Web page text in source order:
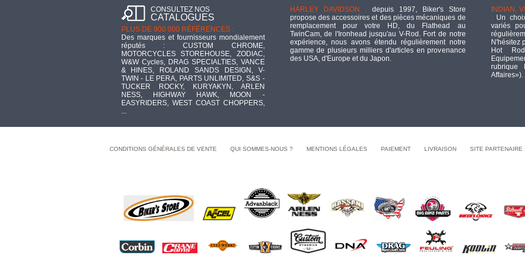
CONSULTEZ NOS
CATALOGUES
PLUS DE 900 000 RÉFÉRENCES :
Des marques et fournisseurs mondialement
réputés : CUSTOM CHROME,
MOTORCYCLES STOREHOUSE, ZODIAC,
W&W Cycles, DRAG SPECIALTIES, VANCE
& HINES, ROLAND SANDS DESIGN, V-
TWIN - LE PERA, PARTS UNLIMITED, S&S -
TUCKER ROCKY, KURYAKYN, ARLEN
NESS, HIGHWAY HAWK, MOON -
EASYRIDERS, WEST COAST CHOPPERS,
...
HARLEY DAVIDSON : depuis 1997, Biker's Store
propose des accessoires et des pièces mécaniques de
remplacement pour votre HD, du Flathead au
TwinCam, de l'Ironhead jusqu'au V-Rod. Fort de notre
expérience, nous avons étendu régulièrement notre
gamme de plusieurs milliers d'articles en provenance
des USA, d'Europe et du Japon.
INDIAN,
:Un
variés
N'hésitez
Hot
rubrique
Affaires»).
CONDITIONS GÉNÉRALES DE VENTE QUI SOMMES-NOUS ? MENTIONS LÉGALES PAIEMENT LIVRAISON SITE PARTENAIRE